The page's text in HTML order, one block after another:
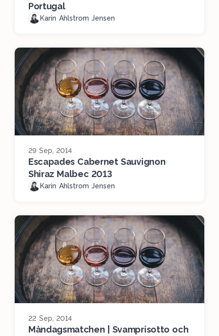
Portugal
Karin Ahlstrom Jensen
29 Sep, 2014
Escapades Cabernet Sauvignon
Shiraz Malbec 2013
Karin Ahlstrom Jensen
22 Sep, 2014
Måndagsmatchen | Svamprisotto och